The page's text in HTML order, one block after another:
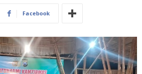
Facebook